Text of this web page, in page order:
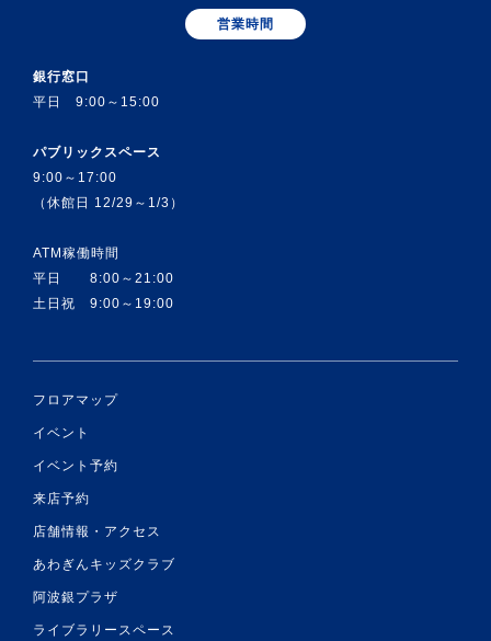
営業時間
銀行窓口
平日 9:00～15:00
パブリックスペース
9:00～17:00
（休館日 12/29～1/3）
ATM稼働時間
平日 8:00～21:00
土日祝 9:00～19:00
フロアマップ
イベント
イベント予約
来店予約
店舗情報・アクセス
あわぎんキッズクラブ
阿波銀プラザ
ライブラリースペース